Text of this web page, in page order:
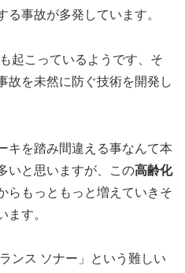
る事故が多発しています。
起こっているようです、そ
故を未然に防ぐ技術を開発し
キを踏み間違える事なんて本
いと思いますが、この高齢化
らもっともっと増えていきそ
ます。
ンス ソナー」という難しい